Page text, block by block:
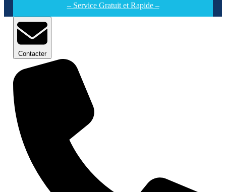
– Service Gratuit et Rapide –
Contacter